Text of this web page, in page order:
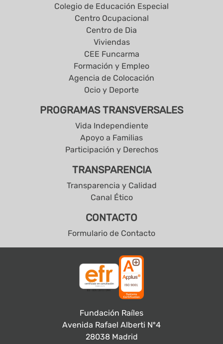
Colegio de Educación Especial
Centro Ocupacional
Centro de Dia
Viviendas
CEE Funcarma
Formación y Empleo
Agencia de Colocación
Ocio y Deporte
PROGRAMAS TRANSVERSALES
Vida Independiente
Apoyo a Familias
Participación y Derechos
TRANSPARENCIA
Transparencia y Calidad
Canal Ético
CONTACTO
Formulario de Contacto
Fundación Raíles
Avenida Rafael Alberti Nº4
28038 Madrid